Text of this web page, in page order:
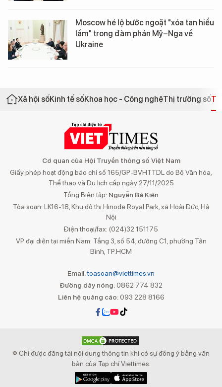
Moscow hé lộ bước ngoặt "xóa tan hiểu
lầm" trong đàm phán Mỹ–Nga về
Ukraine
Xã hội sốKinh tế sốKhoa học - Công nghệThị trường số
Cơ quan của Hội Truyền thông số Việt Nam
Giấy phép hoạt động báo chí số 165/GP-BVHTTDL do Bộ Văn hóa,
Thể thao và Du lịch cấp ngày 27/11/2025
Tổng Biên tập: Nguyễn Bá Kiên
Tòa soạn: LK16-18, Khu đô thị Hinode Royal Park, xã Hoài Đức, Hà
Nội
Điện thoại/fax: (024)32 151175
VP đại diện tại miền Nam: Tầng 3, số 54, đường C1, phường Tân
Bình, TP.HCM
Email:toasoan@viettimes.vn
Đường dây nóng: 0862 774 832
Liên hệ quảng cáo:093 228 8166
® Chỉ được đăng tải nội dung thông tin khi có sự đồng ý bằng văn
bản của Tạp chí Viettimes.